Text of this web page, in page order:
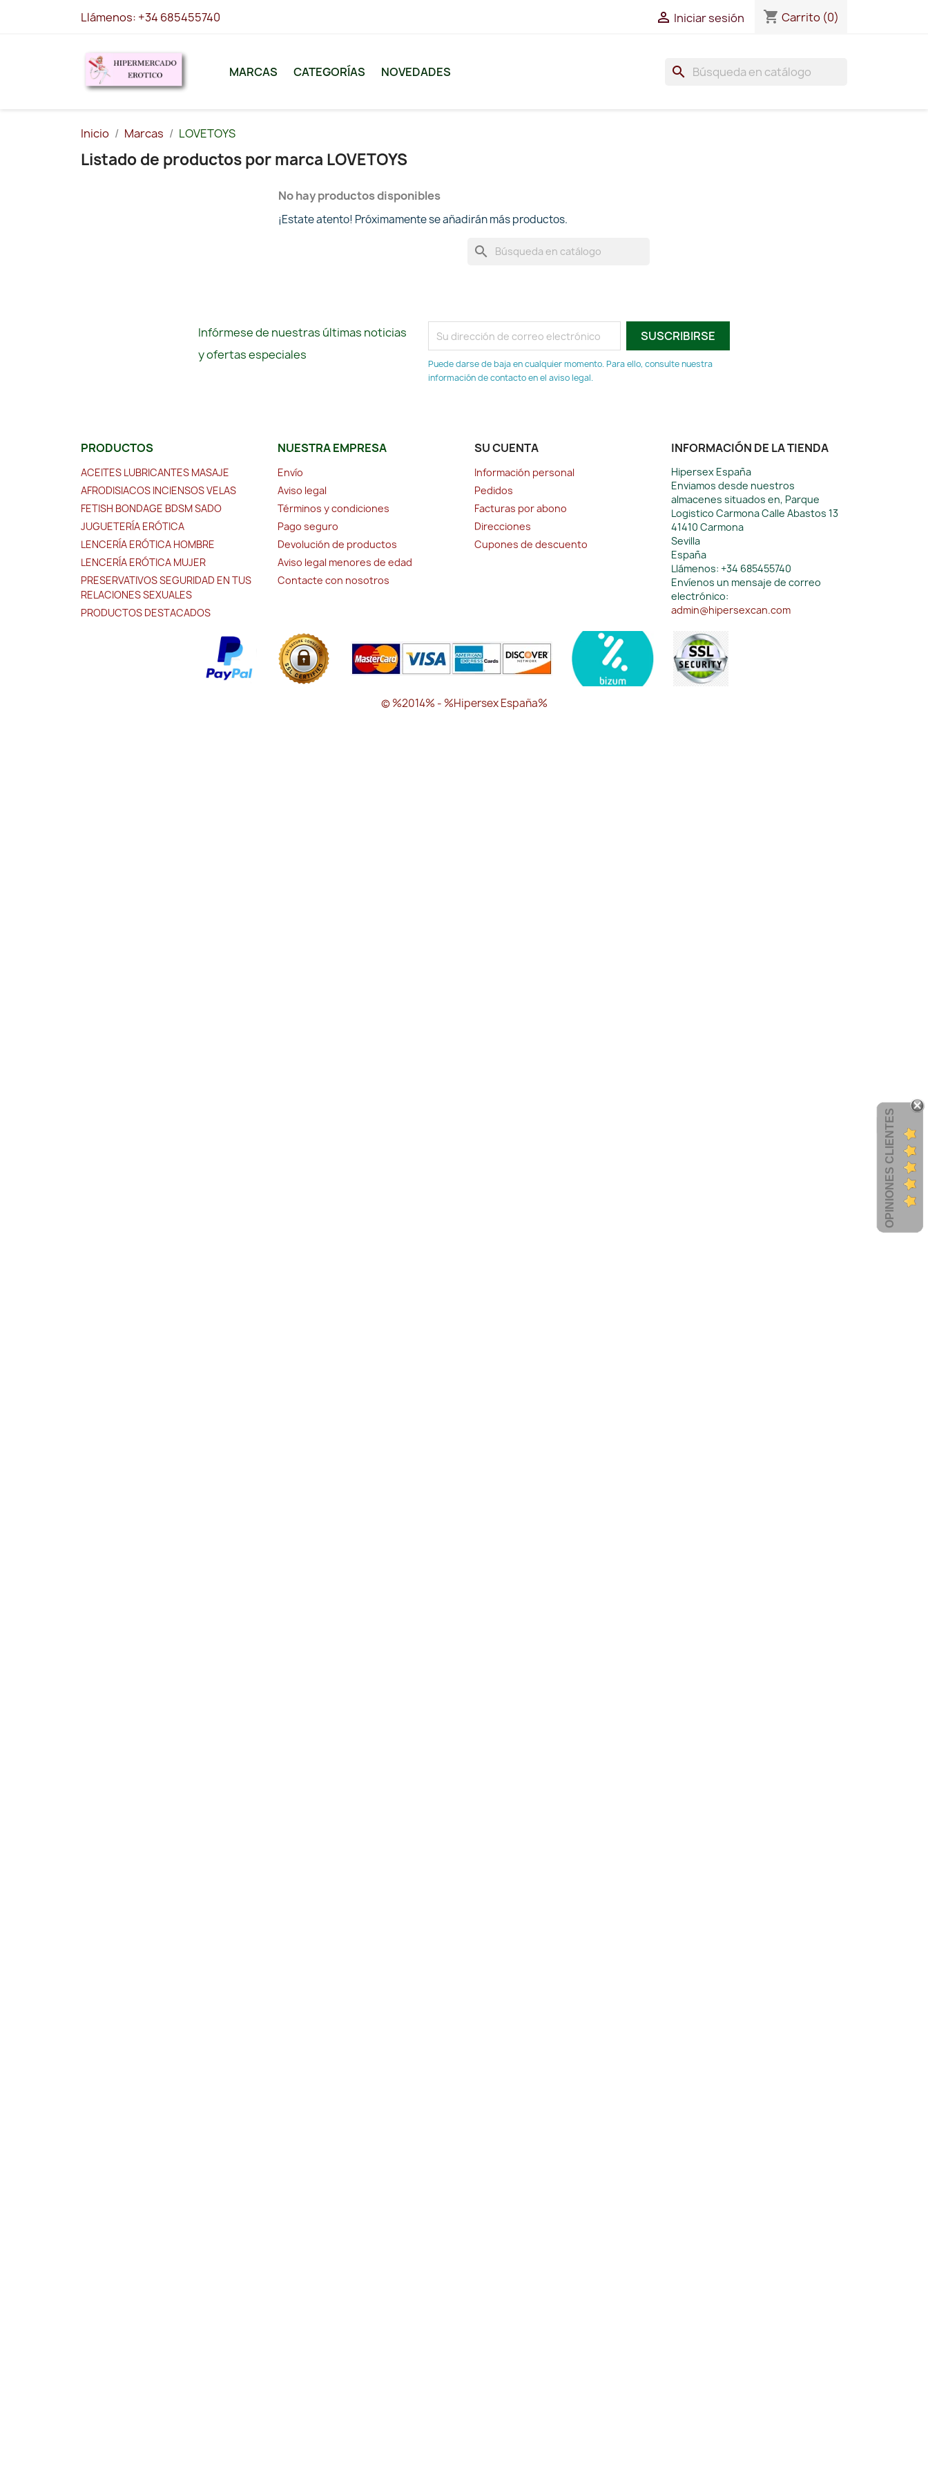
Llámenos: +34 685455740  Iniciar sesión shopping_cart Carrito (0)
MARCAS CATEGORÍAS NOVEDADES search
Inicio Marcas LOVETOYS
Listado de productos por marca LOVETOYS
No hay productos disponibles
¡Estate atento! Próximamente se añadirán más productos.
search
Infórmese de nuestras últimas noticias
y ofertas especiales
Puede darse de baja en cualquier momento. Para ello, consulte nuestra
información de contacto en el aviso legal.
PRODUCTOS
ACEITES LUBRICANTES MASAJE
AFRODISIACOS INCIENSOS VELAS
FETISH BONDAGE BDSM SADO
JUGUETERÍA ERÓTICA
LENCERÍA ERÓTICA HOMBRE
LENCERÍA ERÓTICA MUJER
PRESERVATIVOS SEGURIDAD EN TUS
RELACIONES SEXUALES
PRODUCTOS DESTACADOS
NUESTRA EMPRESA
Envío
Aviso legal
Términos y condiciones
Pago seguro
Devolución de productos
Aviso legal menores de edad
Contacte con nosotros
SU CUENTA
Información personal
Pedidos
Facturas por abono
Direcciones
Cupones de descuento
INFORMACIÓN DE LA TIENDA
Hipersex España
Enviamos desde nuestros
almacenes situados en, Parque
Logistico Carmona Calle Abastos 13
41410 Carmona
Sevilla
España
Llámenos: +34 685455740
Envíenos un mensaje de correo
electrónico:
admin@hipersexcan.com
OPINIONES CLIENTES
© %2014% - %Hipersex España%